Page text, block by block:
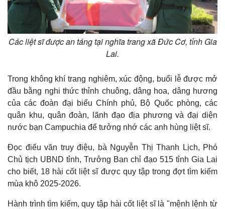
Các liệt sĩ được an táng tại nghĩa trang xã Đức Cơ, tỉnh Gia
Lai.
Trong không khí trang nghiêm, xúc động, buổi lễ được mở
đầu bằng nghi thức thỉnh chuông, dâng hoa, dâng hương
của các đoàn đại biểu Chính phủ, Bộ Quốc phòng, các
quân khu, quân đoàn, lãnh đạo địa phương và đại diện
nước bạn Campuchia để tưởng nhớ các anh hùng liệt sĩ.
Đọc điếu văn truy điệu, bà Nguyễn Thị Thanh Lịch, Phó
Chủ tịch UBND tỉnh, Trưởng Ban chỉ đạo 515 tỉnh Gia Lai
cho biết, 18 hài cốt liệt sĩ được quy tập trong đợt tìm kiếm
mùa khô 2025-2026.
Hành trình tìm kiếm, quy tập hài cốt liệt sĩ là "mệnh lệnh từ